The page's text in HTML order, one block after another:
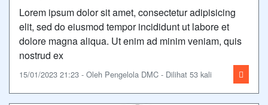
Lorem ipsum dolor sit amet, consectetur adipisicing
elit, sed do eiusmod tempor incididunt ut labore et
dolore magna aliqua. Ut enim ad minim veniam, quis
nostrud ex
15/01/2023 21:23 - Oleh Pengelola DMC - Dilihat 53 kali